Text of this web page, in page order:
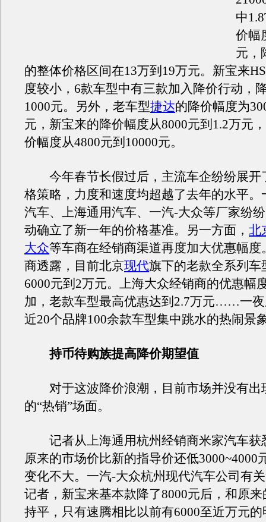
中
价幅
元，
的整体价格区间在13万到19万元。新宝来
度较小，6款车型中有三款加入降价行动，
1000元。另外，老车型捷达的降价幅度为
元，新宝来的降价幅度从8000元到1.2万元，
价幅度从4800元到10000元。
今年春节长假过后，主流车企纷纷展开
格策略，力度和速度均超越了去年的水平。
汽车、上海通用汽车、一汽-大众等厂家纷
动确立了新一年的价格基准。另一方面， 北
大众等车商在经销商渠道再度加大优惠幅度
商透露，目前北京现代旗下的老款全系列车
6000元到2万元。上海大众经销商的优惠幅
加，老款车型最高优惠达到2.7万元……一
近20个品牌100余款车型集中跳水的热闹景
持币待购族提高降价期望值
对于这波降价浪潮，目前市场并没有出
的“热销”场面。
记者从上海通用杭州经销商米家汽车获
原来的市场价比新的指导价还低3000~4000
变化不大。一汽-大众杭州现代汽车公司有
记者，新宝来基本款降了8000元后，和原
持平，只有速腾相比以前有6000至近万元